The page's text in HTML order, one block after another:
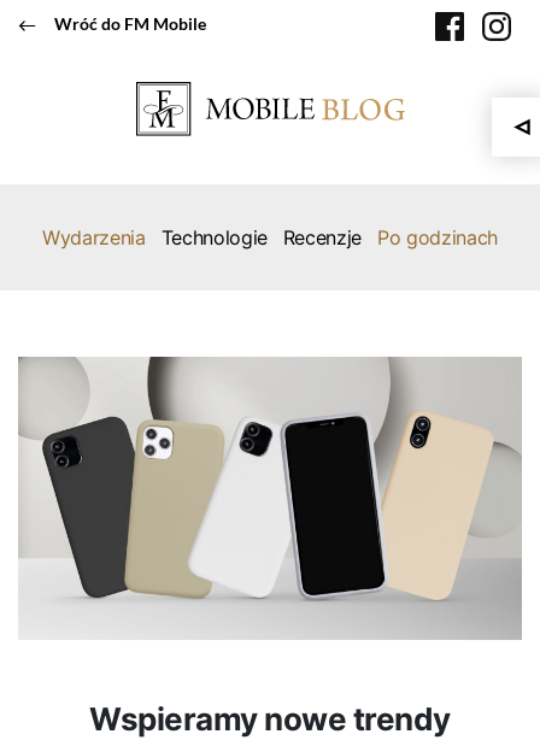
Wróć do FM Mobile facebook
Wydarzenia Technologie Recenzje Po godzinach
Wspieramy nowe trendy